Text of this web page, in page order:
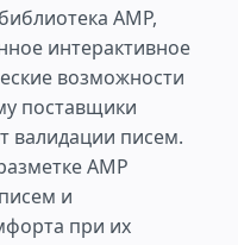
AMP,
интерактивное
возможности
поставщики
валидации писем.
AMP
и
при их